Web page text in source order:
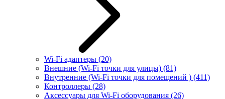
Wi-Fi адаптеры (20)
Внешние (Wi-Fi точки для улицы) (81)
Внутренние (Wi-Fi точки для помещений ) (411)
Контроллеры (28)
Аксессуары для Wi-Fi оборудования (26)